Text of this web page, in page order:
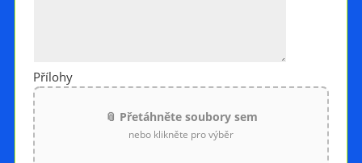
Přílohy
📎 Přetáhněte soubory sem
nebo klikněte pro výběr